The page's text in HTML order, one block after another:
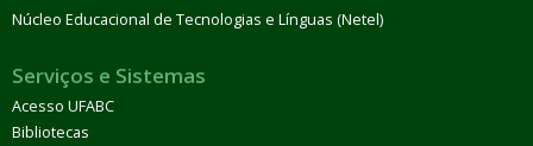
Núcleo Educacional de Tecnologias e Línguas (Netel)
Serviços e Sistemas
Acesso UFABC
Bibliotecas